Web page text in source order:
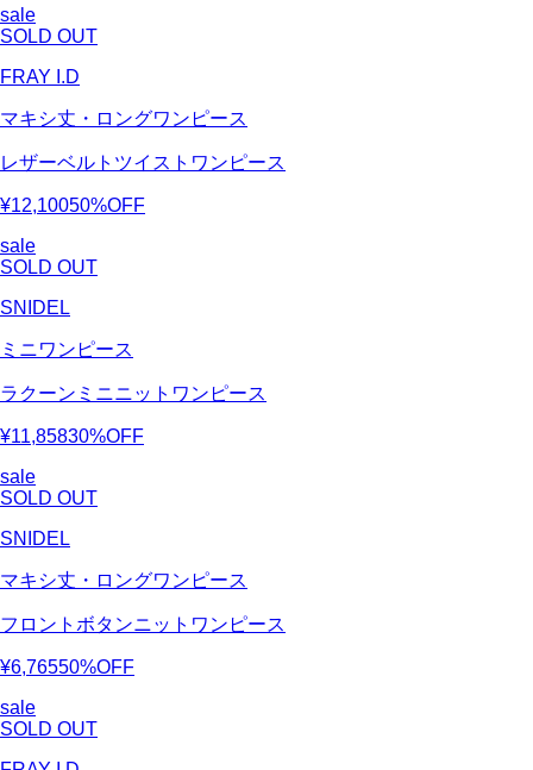
sale
SOLD OUT
FRAY I.D
マキシ丈・ロングワンピース
レザーベルトツイストワンピース
¥12,10050%OFF
sale
SOLD OUT
SNIDEL
ミニワンピース
ラクーンミニニットワンピース
¥11,85830%OFF
sale
SOLD OUT
SNIDEL
マキシ丈・ロングワンピース
フロントボタンニットワンピース
¥6,76550%OFF
sale
SOLD OUT